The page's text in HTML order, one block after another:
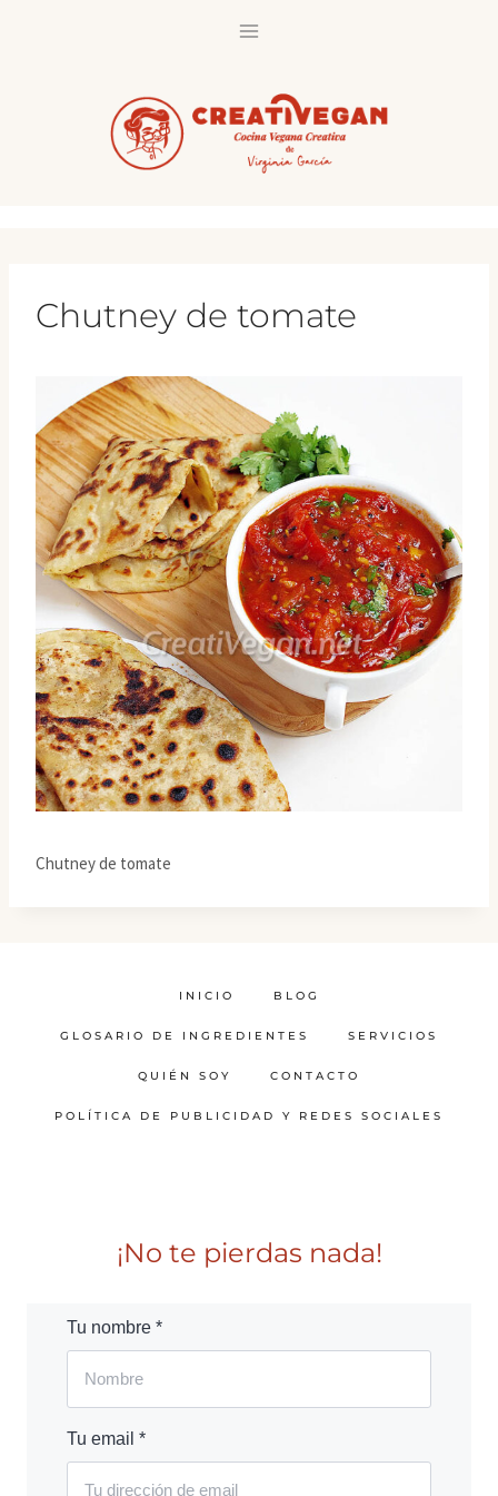
Chutney de tomate
Chutney de tomate
INICIO BLOG
GLOSARIO DE INGREDIENTES SERVICIOS
QUIÉN SOY CONTACTO
POLÍTICA DE PUBLICIDAD Y REDES SOCIALES
¡No te pierdas nada!
Tu nombre *
Tu email *